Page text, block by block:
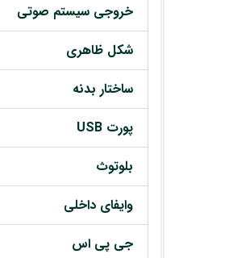
خروجی سیستم صوتی
شکل ظاهری
ساختار بدنه
پورت USB
بلوتوث
وایفای داخلی
جی پی اس